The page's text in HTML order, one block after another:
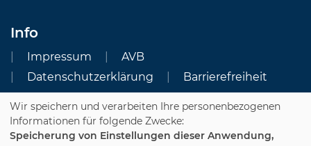
Info
Impressum
AVB
Datenschutzerklärung
Barrierefreiheit
Cookie Einstellungen
Dozenten-Login
Wir speichern und verarbeiten Ihre personenbezogenen
Informationen für folgende Zwecke:
Speicherung von Einstellungen dieser Anwendung,